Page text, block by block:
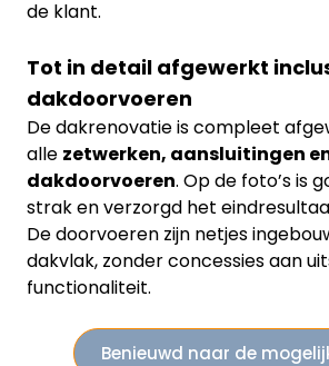
de klant.
Tot in detail afgewerkt
dakdoorvoeren
De dakrenovatie is compleet
alle zetwerken, aansluitingen
dakdoorvoeren. Op de foto’s is
strak en verzorgd het
De doorvoeren zijn netjes
dakvlak, zonder concessies aan
functionaliteit.
Benieuwd naar de